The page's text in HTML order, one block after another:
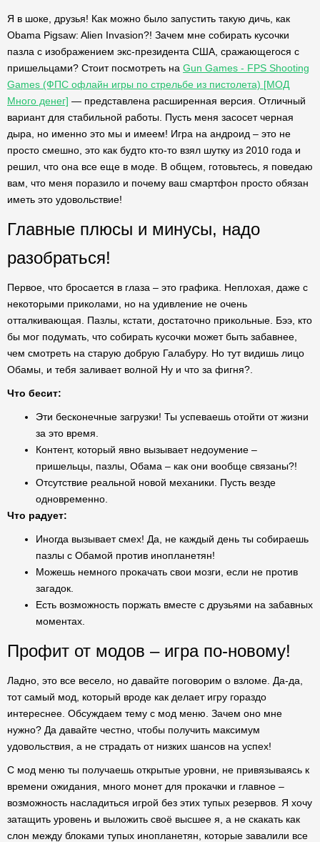
Я в шоке, друзья! Как можно было запустить такую дичь, как
Obama Pigsaw: Alien Invasion?! Зачем мне собирать кусочки
пазла с изображением экс-президента США, сражающегося с
пришельцами? Стоит посмотреть на Gun Games - FPS Shooting
Games (ФПС офлайн игры по стрельбе из пистолета) [МОД
Много денег] — представлена расширенная версия. Отличный
вариант для стабильной работы. Пусть меня засосет черная
дыра, но именно это мы и имеем! Игра на андроид – это не
просто смешно, это как будто кто-то взял шутку из 2010 года и
решил, что она все еще в моде. В общем, готовьтесь, я поведаю
вам, что меня поразило и почему ваш смартфон просто обязан
иметь это удовольствие!
Главные плюсы и минусы, надо
разобраться!
Первое, что бросается в глаза – это графика. Неплохая, даже с
некоторыми приколами, но на удивление не очень
отталкивающая. Пазлы, кстати, достаточно прикольные. Бээ, кто
бы мог подумать, что собирать кусочки может быть забавнее,
чем смотреть на старую добрую Галабуру. Но тут видишь лицо
Обамы, и тебя заливает волной Ну и что за фигня?.
Что бесит:
Эти бесконечные загрузки! Ты успеваешь отойти от жизни
за это время.
Контент, который явно вызывает недоумение –
пришельцы, пазлы, Обама – как они вообще связаны?!
Отсутствие реальной новой механики. Пусть везде
одновременно.
Что радует:
Иногда вызывает смех! Да, не каждый день ты собираешь
пазлы с Обамой против инопланетян!
Можешь немного прокачать свои мозги, если не против
загадок.
Есть возможность поржать вместе с друзьями на забавных
моментах.
Профит от модов – игра по-новому!
Ладно, это все весело, но давайте поговорим о взломе. Да-да,
тот самый мод, который вроде как делает игру гораздо
интереснее. Обсуждаем тему с мод меню. Зачем оно мне
нужно? Да давайте честно, чтобы получить максимум
удовольствия, а не страдать от низких шансов на успех!
С мод меню ты получаешь открытые уровни, не привязываясь к
времени ожидания, много монет для прокачки и главное –
возможность насладиться игрой без этих тупых резервов. Я хочу
затащить уровень и выложить своё высшее я, а не скакать как
слон между блоками тупых инопланетян, которые завалили все